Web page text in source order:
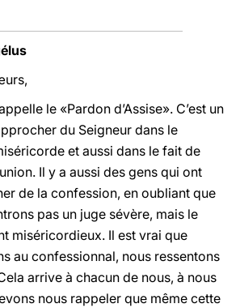
le «Pardon d’Assise». C’est un
du Seigneur dans le
et aussi dans le fait de
Il y a aussi des gens qui ont
de la confession, en oubliant que
pas un juge sévère, mais le
miséricordieux. Il est vrai que
au confessionnal, nous ressentons
arrive à chacun de nous, à nous
nous rappeler que même cette